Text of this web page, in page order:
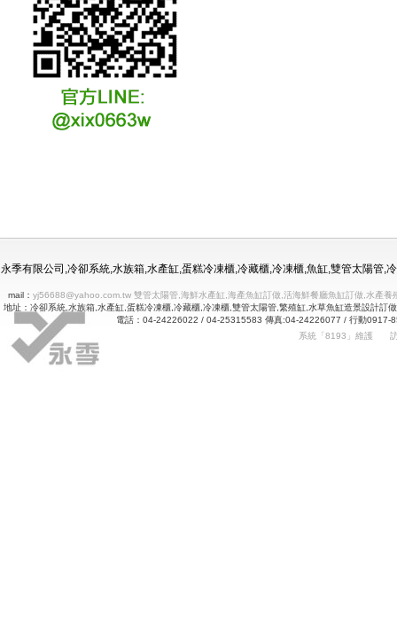
永季有限公司,冷卻系統,水族箱,水產缸,蛋糕冷凍櫃,冷藏櫃,冷凍櫃,魚缸,雙管太陽管
mail： yj56688@yahoo.com.tw 雙管太陽管,海鮮水產缸,海產魚缸訂做,活海鮮餐廳魚缸訂做,水產
地址：冷卻系統,水族箱,水產缸,蛋糕冷凍櫃,冷藏櫃,冷凍櫃,雙管太陽管,繁殖缸,水草魚缸造景設計
電話：04-24226022 / 04-25315583 傳真:04-24226077 / 行動0917-
系統「8193」維護